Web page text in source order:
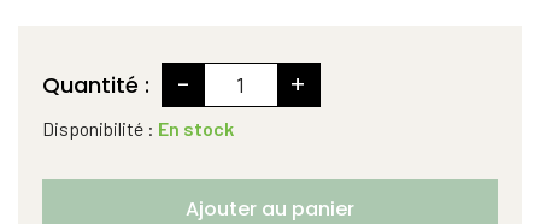
Quantité : - +
Disponibilité : En stock
Ajouter au panier